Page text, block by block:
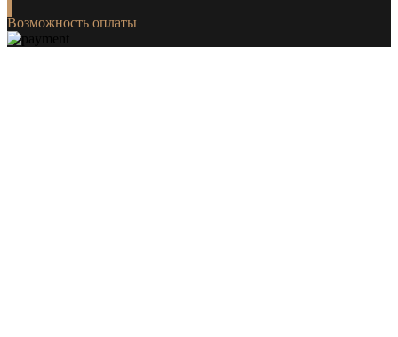
Возможность оплаты